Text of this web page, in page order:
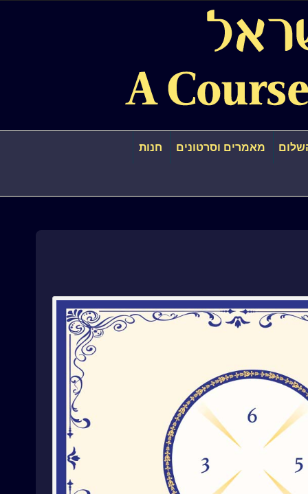
מאמרים וסרטונים חנות